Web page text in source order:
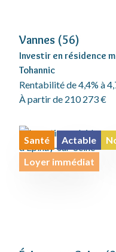
Vannes (56)
Investir en résidence
Tohannic
Rentabilité de 4,4% à
À partir de 210 273 €
Santé Actable
Loyer immédiat